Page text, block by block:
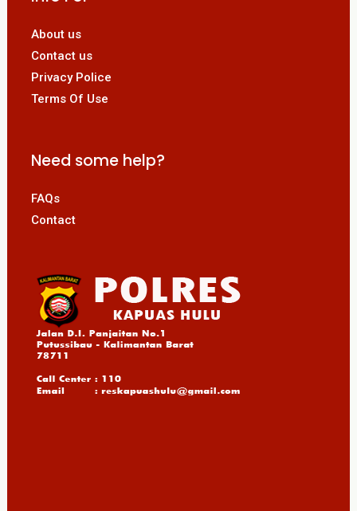
About us
Contact us
Privacy Police
Terms Of Use
Need some help?
FAQs
Contact